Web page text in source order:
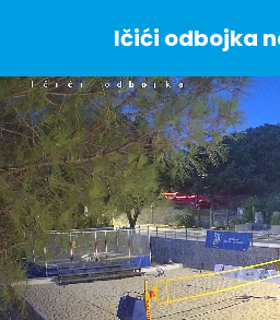
Ičići odbojka